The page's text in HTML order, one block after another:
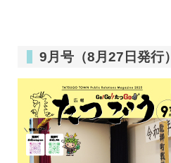
9月号（8月27日発行）